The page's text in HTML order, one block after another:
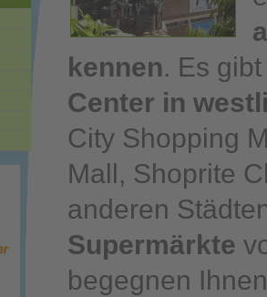
kennen. Es
Center in
City Shopping
Mall, Shoprite
anderen
Supermärkte
begegnen